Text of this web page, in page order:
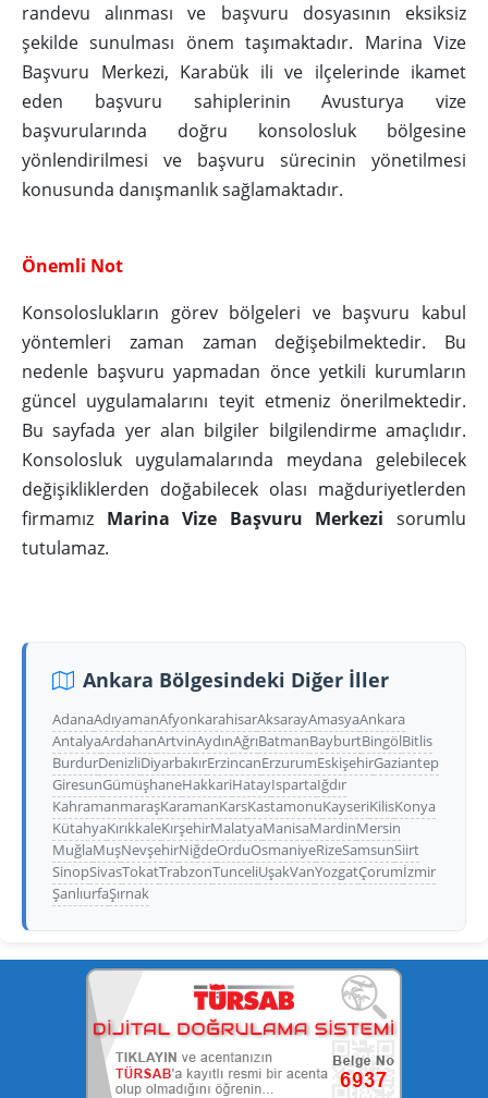
randevu alınması ve başvuru dosyasının eksiksiz
şekilde sunulması önem taşımaktadır. Marina Vize
Başvuru Merkezi, Karabük ili ve ilçelerinde ikamet
eden başvuru sahiplerinin Avusturya vize
başvurularında doğru konsolosluk bölgesine
yönlendirilmesi ve başvuru sürecinin yönetilmesi
konusunda danışmanlık sağlamaktadır.
Önemli Not
Konsoloslukların görev bölgeleri ve başvuru kabul
yöntemleri zaman zaman değişebilmektedir. Bu
nedenle başvuru yapmadan önce yetkili kurumların
güncel uygulamalarını teyit etmeniz önerilmektedir.
Bu sayfada yer alan bilgiler bilgilendirme amaçlıdır.
Konsolosluk uygulamalarında meydana gelebilecek
değişikliklerden doğabilecek olası mağduriyetlerden
firmamız Marina Vize Başvuru Merkezi sorumlu
tutulamaz.
Ankara Bölgesindeki Diğer İller
AdanaAdıyamanAfyonkarahisarAksarayAmasyaAnkara
AntalyaArdahanArtvinAydınAğrıBatmanBayburtBingölBitlis
BurdurDenizliDiyarbakırErzincanErzurumEskişehirGaziantep
GiresunGümüşhaneHakkariHatayIspartaIğdır
KahramanmaraşKaramanKarsKastamonuKayseriKilisKonya
KütahyaKırıkkaleKırşehirMalatyaManisaMardinMersin
MuğlaMuşNevşehirNiğdeOrduOsmaniyeRizeSamsunSiirt
SinopSivasTokatTrabzonTunceliUşakVanYozgatÇorumİzmir
ŞanlıurfaŞırnak